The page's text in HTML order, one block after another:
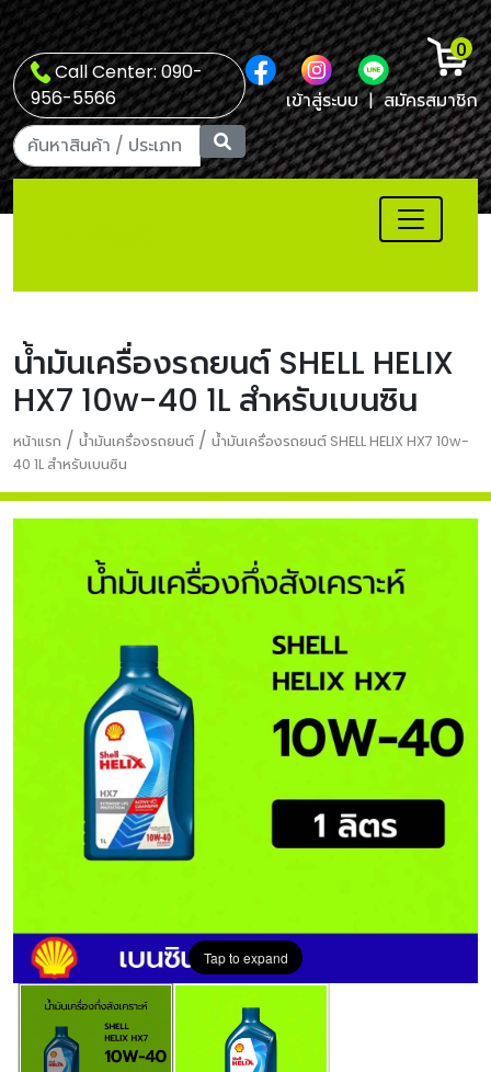
Call Center: 090-
956-5566
0
เข้าสู่ระบบ | สมัครสมาชิก
น้ำมันเครื่องรถยนต์ SHELL HELIX
HX7 10w-40 1L สำหรับเบนซิน
หน้าแรก / น้ำมันเครื่องรถยนต์ / น้ำมันเครื่องรถยนต์ SHELL HELIX HX7 10w-
40 1L สำหรับเบนซิน
Tap to expand